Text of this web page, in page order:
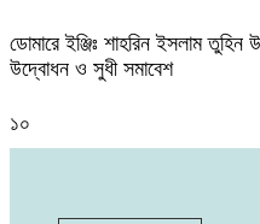
ডোমারে ইঞ্জিঃ শাহরিন ইসলাম
উদ্বোধন ও সুধী সমাবেশ
১০